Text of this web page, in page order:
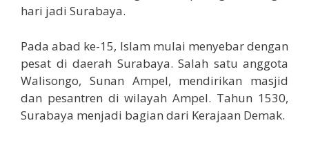
hari jadi Surabaya.
Pada abad ke-15, Islam mulai menyebar dengan
pesat di daerah Surabaya. Salah satu anggota
Walisongo, Sunan Ampel, mendirikan masjid
dan pesantren di wilayah Ampel. Tahun 1530,
Surabaya menjadi bagian dari Kerajaan Demak.